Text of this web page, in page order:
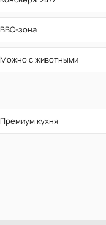
BBQ-зона
Можно с животными
Премиум кухня